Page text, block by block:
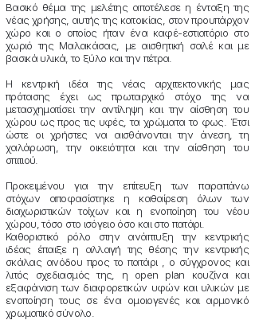
Βασικό θέμα της μελέτης αποτέλεσε η ένταξη της
νέας χρήσης, αυτής της κατοικίας, στον προυπάρχον
χώρο και ο οποίος ήταν ένα καφέ-εστιατόριο στο
χωριό της Μαλακάσας, με αισθητική σαλέ και με
βασικά υλικά, το ξύλο και την πέτρα.
Η κεντρική ιδέα της νέας αρχιτεκτονικής μας
πρότασης έχει ως πρωταρχικό στόχο της να
μετασχηματίσει την αντίληψη και την αίσθηση του
χώρου ως προς τις υφές, τα χρώματα το φως. Έτσι
ώστε οι χρήστες να αισθάνονται την άνεση, τη
χαλάρωση, την οικειότητα και την αίσθηση του
σπιτιού.
Προκειμένου για την επίτευξη των παραπάνω
στόχων αποφασίστηκε η καθαίρεση όλων των
διαχωριστικών τοίχων και η ενοποίηση του νέου
χώρου, τόσο στο ισόγειο όσο και στο πατάρι.
Καθοριστικό ρόλο στην ανάπτυξη την κεντρικής
ιδέας έπαιξε η αλλαγή της θέσης την κεντρικής
σκάλας ανόδου προς το πατάρι , ο σύγχρονος και
λιτός σχεδιασμός της, η open plan κουζίνα και
εξαφάνιση των διαφορετικών υφών και υλικών με
ενοποίηση τους σε ένα ομοιογενές και αρμονικό
χρωματικό σύνολο.